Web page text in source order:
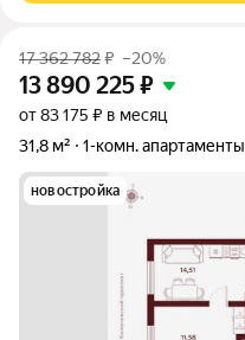
17 362 782₽ –20%
13 890 225₽
от 83 175 ₽ в месяц
31,8 м²
1-комн. апартаменты
новостройка